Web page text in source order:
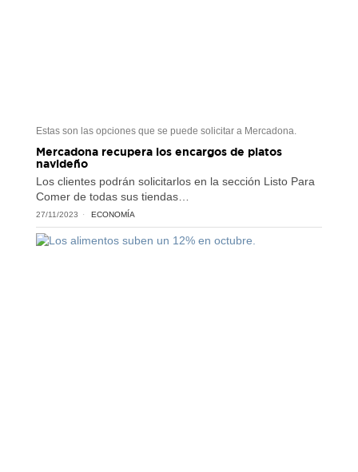
Estas son las opciones que se puede solicitar a Mercadona.
Mercadona recupera los encargos de platos
navideño
Los clientes podrán solicitarlos en la sección Listo Para
Comer de todas sus tiendas…
27/11/2023 ECONOMÍA